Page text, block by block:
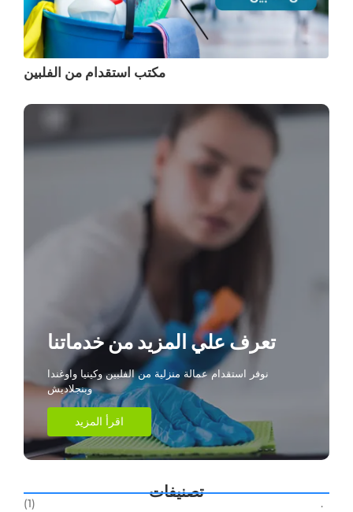
مكتب استقدام من الفلبين
تعرف علي المزيد من خدماتنا
نوفر استقدام عمالة منزلية من الفلبين وكينيا واوغندا
وبنجلاديش
اقرأ المزيد
تصنيفات
.
(1)